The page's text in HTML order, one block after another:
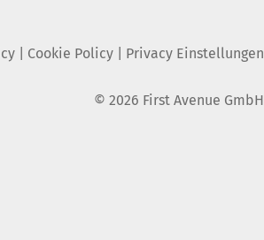
| Cookie Policy| Privacy Einstellungen
© 2026 First Avenue GmbH